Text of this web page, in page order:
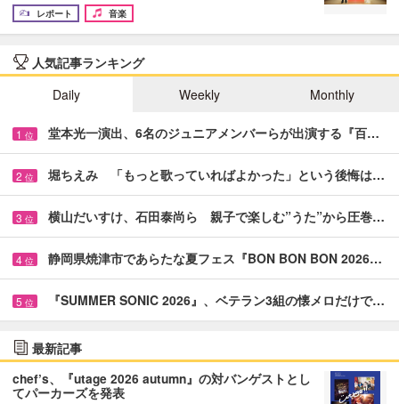
レポート
音楽
人気記事ランキング
Daily
Weekly Monthly
1 位 堂本光一演出、6名のジュニアメンバーらが出演する『百…
2 位 堀ちえみ 「もっと歌っていればよかった」という後悔は…
3 位 横山だいすけ、石田泰尚ら 親子で楽しむ”うた”から圧巻…
4 位 静岡県焼津市であらたな夏フェス『BON BON BON 2026…
5 位 『SUMMER SONIC 2026』、ベテラン3組の懐メロだけで…
最新記事
chef’s、『utage 2026 autumn』の対バンゲストとし
てパーカーズを発表